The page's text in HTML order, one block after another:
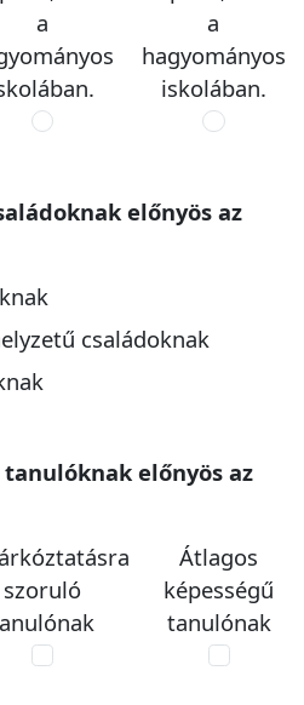
a
a
hagyományos
iskolában.
előnyös az
családoknak
előnyös az
szoruló
Átlagos
képességű
tanulónak